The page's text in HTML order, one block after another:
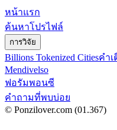
หน้าแรก
ค้นหาโปรไฟล์
การวิจัย
Billions Tokenized Citiesคำเ
Mendivelso
ฟอรัมพอนซี
คำถามที่พบบ่อย
© Ponzilover.com (01.367)